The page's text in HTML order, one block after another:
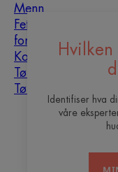
Identifiser hva
våre
Menn
Fet hud som er
for urenheter
Kombinasjonshud
Tørr hud
Tørrhet og
Vil du bli vår